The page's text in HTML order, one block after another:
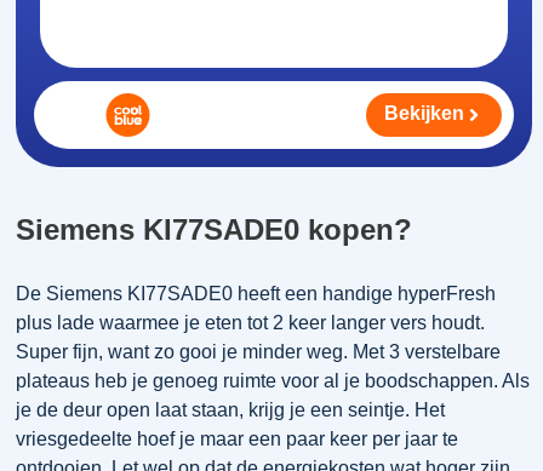
Siemens KI77SADE0 kopen?
De Siemens KI77SADE0 heeft een handige hyperFresh
plus lade waarmee je eten tot 2 keer langer vers houdt.
Super fijn, want zo gooi je minder weg. Met 3 verstelbare
plateaus heb je genoeg ruimte voor al je boodschappen. Als
je de deur open laat staan, krijg je een seintje. Het
vriesgedeelte hoef je maar een paar keer per jaar te
Bekijken